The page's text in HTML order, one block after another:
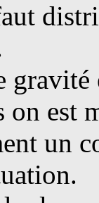
on est
un